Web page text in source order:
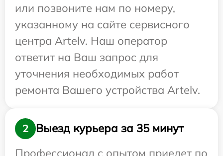
или позвоните нам по номеру,
указанному на сайте сервисного
центра Artelv. Наш оператор
ответит на Ваш запрос для
уточнения необходимых работ
ремонта Вашего устройства Artelv.
2
Выезд курьера за 35 минут
Профессионал с опытом приедет по